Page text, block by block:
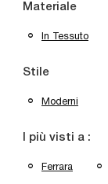
Materiale
In Tessuto
Stile
Moderni
I più visti a :
Ferrara